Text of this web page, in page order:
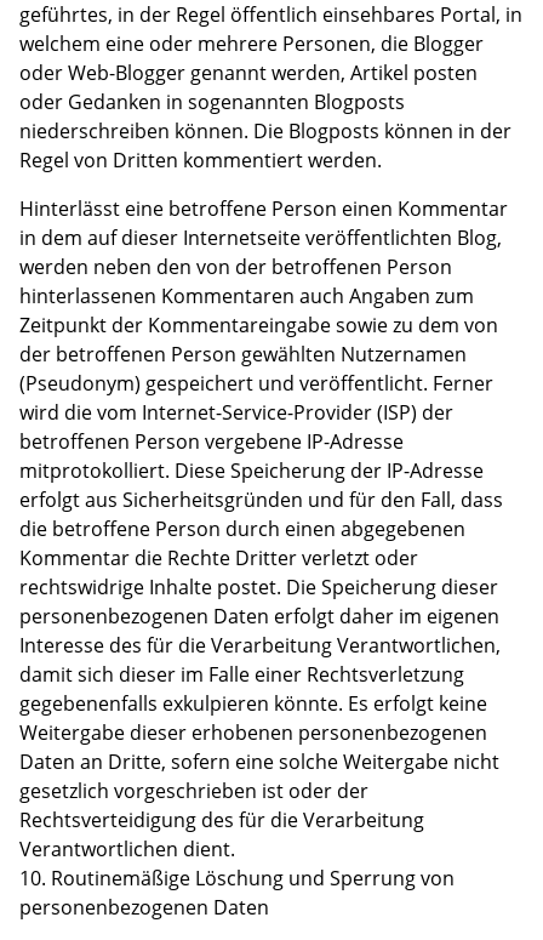
geführtes, in der Regel öffentlich einsehbares Portal, in
welchem eine oder mehrere Personen, die Blogger
oder Web-Blogger genannt werden, Artikel posten
oder Gedanken in sogenannten Blogposts
niederschreiben können. Die Blogposts können in der
Regel von Dritten kommentiert werden.
Hinterlässt eine betroffene Person einen Kommentar
in dem auf dieser Internetseite veröffentlichten Blog,
werden neben den von der betroffenen Person
hinterlassenen Kommentaren auch Angaben zum
Zeitpunkt der Kommentareingabe sowie zu dem von
der betroffenen Person gewählten Nutzernamen
(Pseudonym) gespeichert und veröffentlicht. Ferner
wird die vom Internet-Service-Provider (ISP) der
betroffenen Person vergebene IP-Adresse
mitprotokolliert. Diese Speicherung der IP-Adresse
erfolgt aus Sicherheitsgründen und für den Fall, dass
die betroffene Person durch einen abgegebenen
Kommentar die Rechte Dritter verletzt oder
rechtswidrige Inhalte postet. Die Speicherung dieser
personenbezogenen Daten erfolgt daher im eigenen
Interesse des für die Verarbeitung Verantwortlichen,
damit sich dieser im Falle einer Rechtsverletzung
gegebenenfalls exkulpieren könnte. Es erfolgt keine
Weitergabe dieser erhobenen personenbezogenen
Daten an Dritte, sofern eine solche Weitergabe nicht
gesetzlich vorgeschrieben ist oder der
Rechtsverteidigung des für die Verarbeitung
Verantwortlichen dient.
10. Routinemäßige Löschung und Sperrung von
personenbezogenen Daten